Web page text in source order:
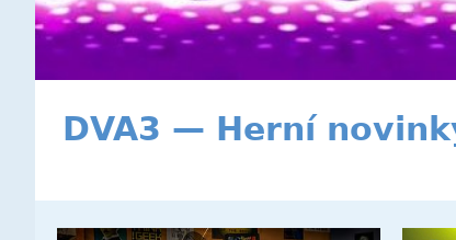
DVA3 — Herní